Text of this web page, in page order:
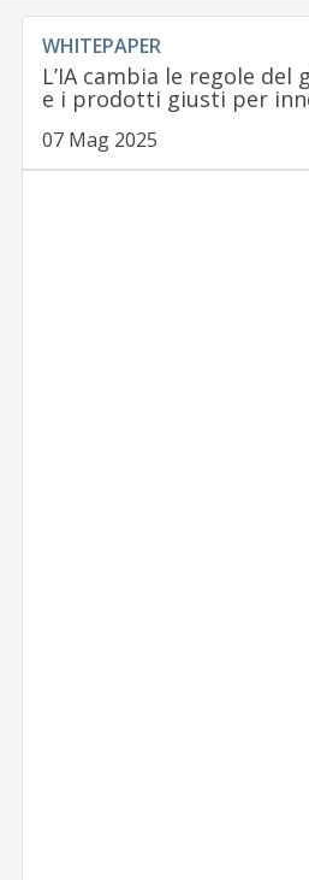
WHITEPAPER
L’IA cambia le regole del
e i prodotti giusti per
07 Mag 2025